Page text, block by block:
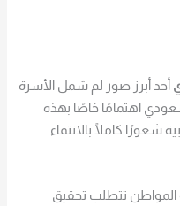
أحد أبرز صور لم شمل الأسرة
اهتمامًا خاصًا بهذه
شعورًا كاملًا بالانتماء
المواطن تتطلب تحقيق